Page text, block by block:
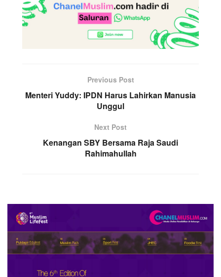
Previous Post
Menteri Yuddy: IPDN Harus Lahirkan Manusia
Unggul
Next Post
Kenangan SBY Bersama Raja Saudi
Rahimahullah